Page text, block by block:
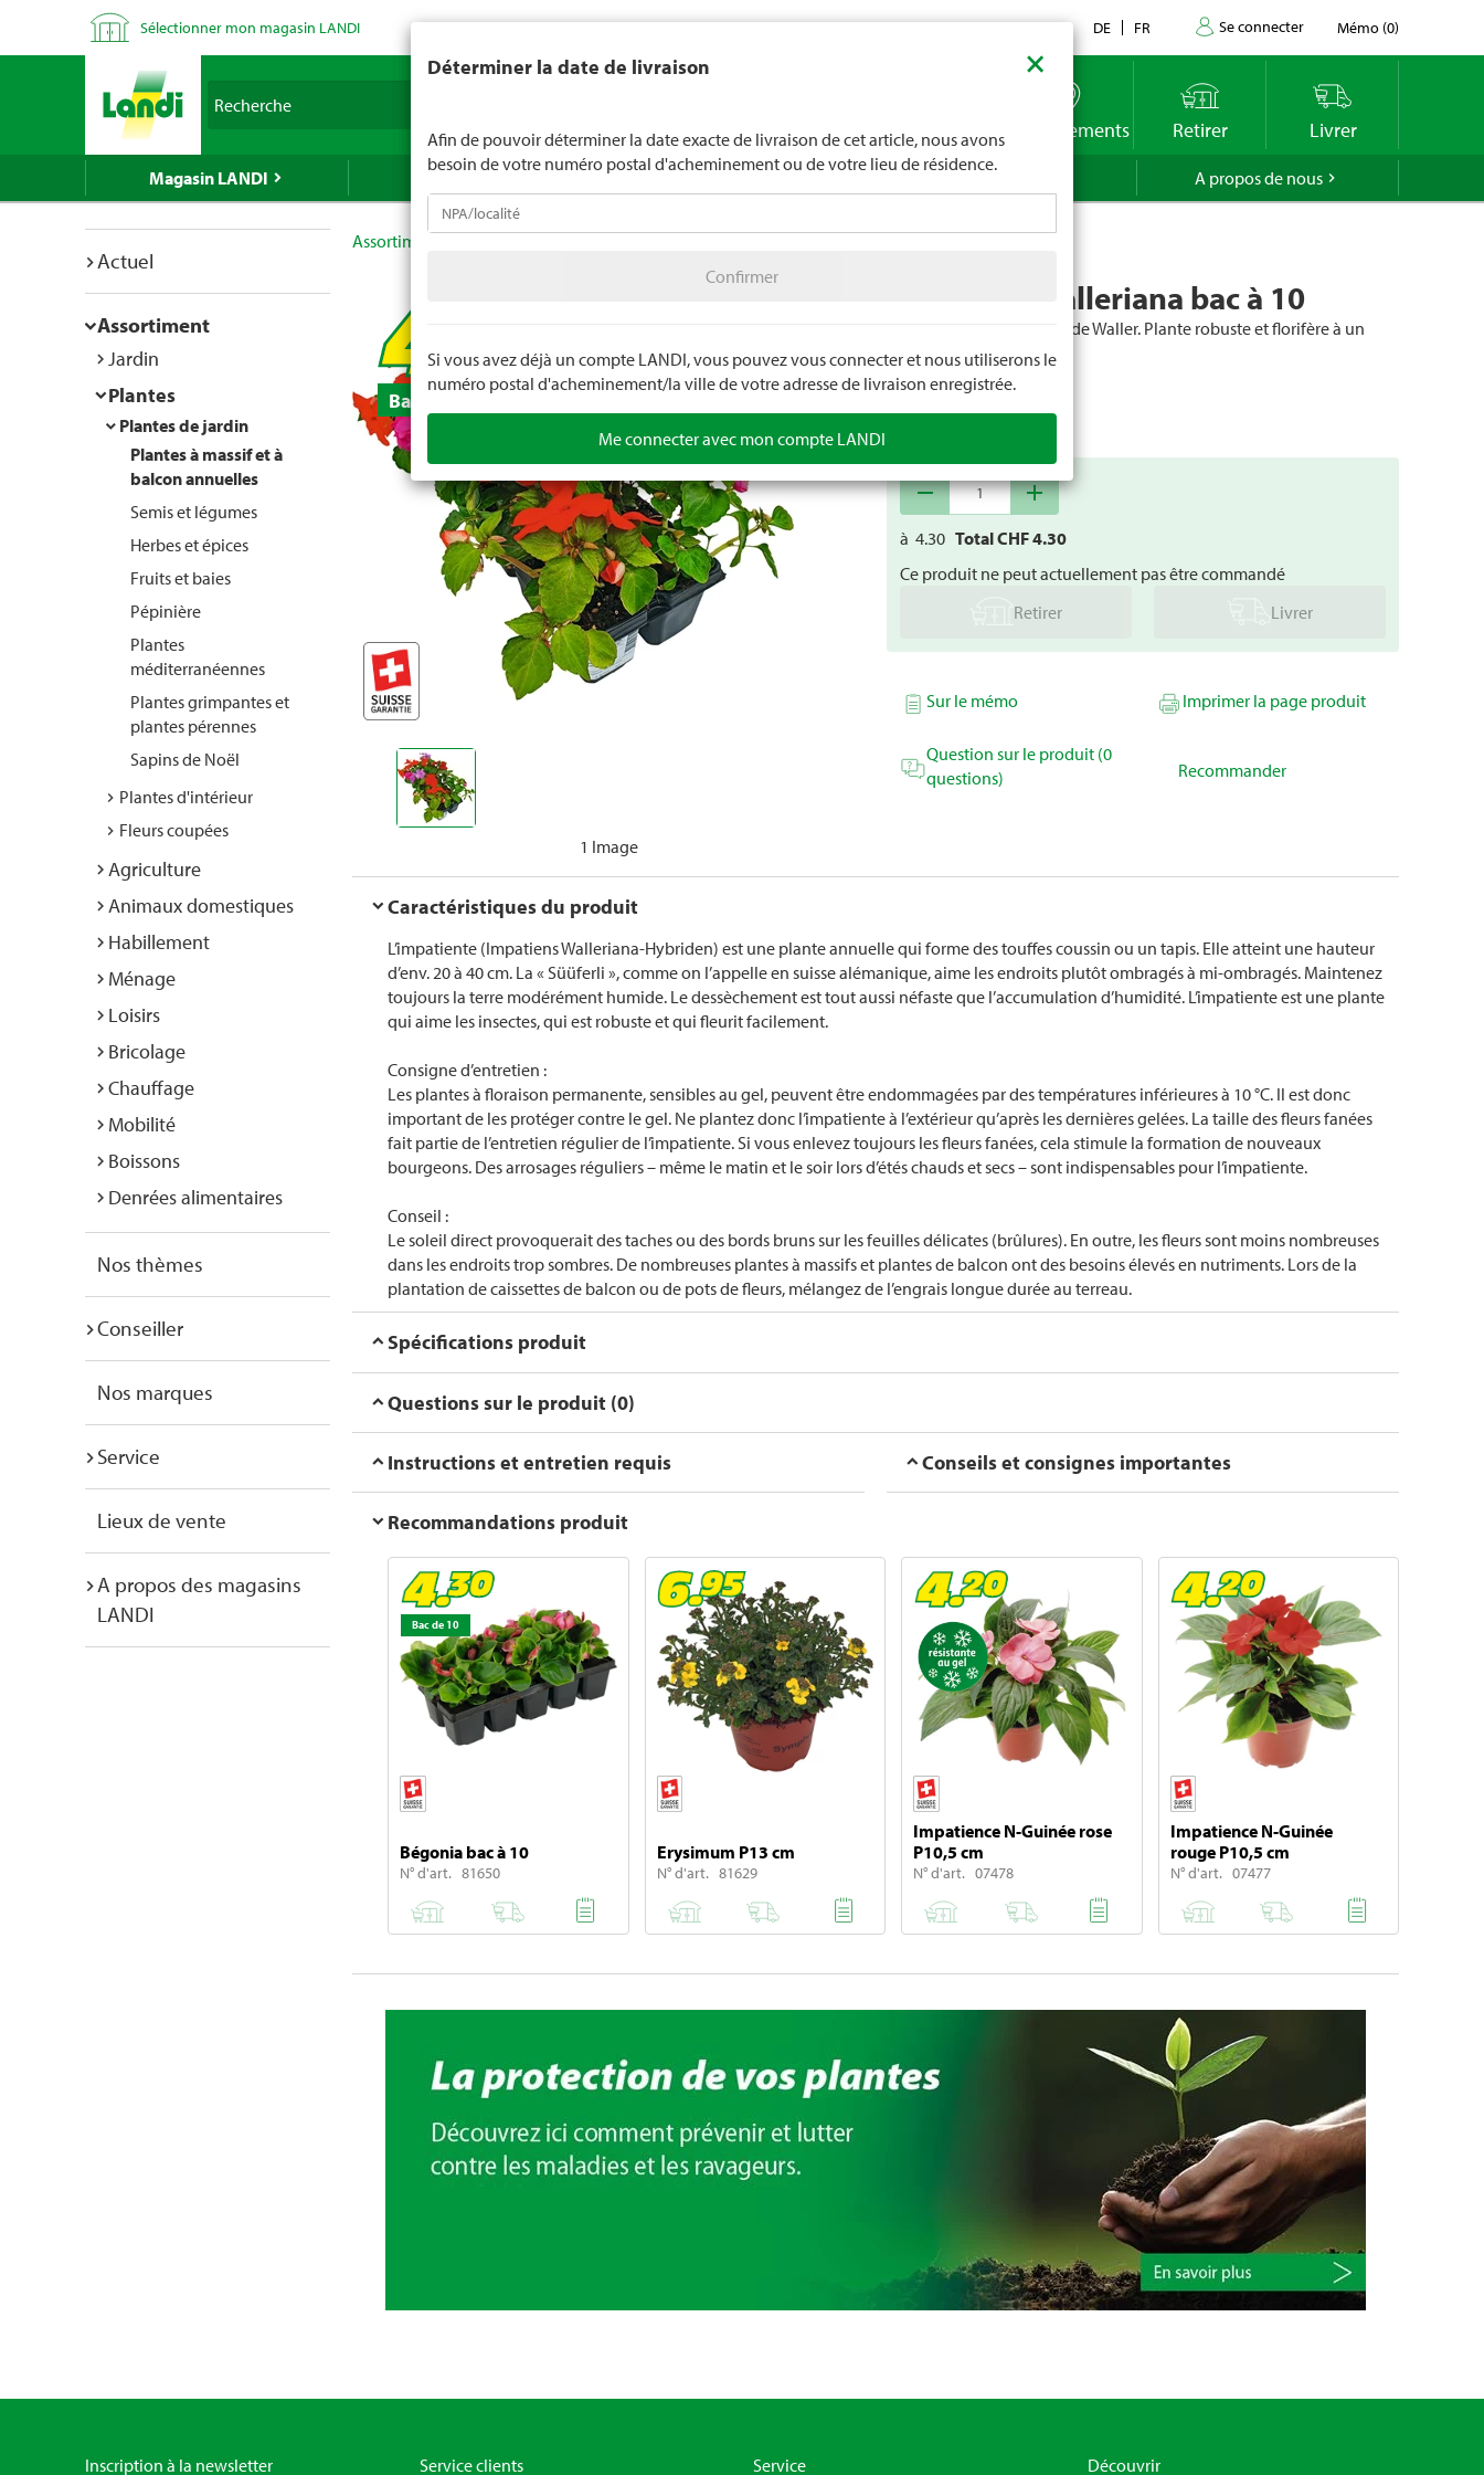
Sélectionner mon magasin LANDI Contact DE FR Se connecter Mémo (0)
LANDI Météo Emplacements Retirer Livrer
Magasin LANDI A propos de nous
Actuel
Assortiment
Jardin
Plantes
Plantes de jardin
Plantes à massif et à
balcon annuelles
Semis et légumes
Herbes et épices
Fruits et baies
Pépinière
Plantes
méditerranéennes
Plantes grimpantes et
plantes pérennes
Sapins de Noël
Plantes d'intérieur
Fleurs coupées
Agriculture
Animaux domestiques
Habillement
Ménage
Loisirs
Bricolage
Chauffage
Mobilité
Boissons
Denrées alimentaires
Nos thèmes
Conseiller
Nos marques
Service
Lieux de vente
A propos des magasins
LANDI
Assortiment
Bac de 10
1 Image
Impatiens walleriana bac à 10
Appelée aussi Balsamine de Waller. Plante robuste et florifère à un
endroit mi-ombragé.
Numéro d'article81654
remove add
à 4.30 Total CHF4.30
Ce produit ne peut actuellement pas être commandé
Retirer
Livrer
Sur le mémo Imprimer la page produit
Question sur le produit (0
questions)
Recommander
Caractéristiques du produit
L’impatiente (Impatiens Walleriana-Hybriden) est une plante annuelle qui forme des touffes coussin ou un tapis. Elle atteint une hauteur
d’env. 20 à 40 cm. La « Süüferli », comme on l’appelle en suisse alémanique, aime les endroits plutôt ombragés à mi-ombragés. Maintenez
toujours la terre modérément humide. Le dessèchement est tout aussi néfaste que l’accumulation d’humidité. L’impatiente est une plante
qui aime les insectes, qui est robuste et qui fleurit facilement.
Consigne d’entretien :
Les plantes à floraison permanente, sensibles au gel, peuvent être endommagées par des températures inférieures à 10 °C. Il est donc
important de les protéger contre le gel. Ne plantez donc l’impatiente à l’extérieur qu’après les dernières gelées. La taille des fleurs fanées
fait partie de l’entretien régulier de l’impatiente. Si vous enlevez toujours les fleurs fanées, cela stimule la formation de nouveaux
bourgeons. Des arrosages réguliers – même le matin et le soir lors d’étés chauds et secs – sont indispensables pour l’impatiente.
Conseil :
Le soleil direct provoquerait des taches ou des bords bruns sur les feuilles délicates (brûlures). En outre, les fleurs sont moins nombreuses
dans les endroits trop sombres. De nombreuses plantes à massifs et plantes de balcon ont des besoins élevés en nutriments. Lors de la
plantation de caissettes de balcon ou de pots de fleurs, mélangez de l’engrais longue durée au terreau.
Spécifications produit
Questions sur le produit (0)
Instructions et entretien requis Conseils et consignes importantes
Recommandations produit
Bac de 10
Bégonia bac à 10
N° d'art. 81650
Erysimum P13 cm
N° d'art. 81629
Impatience N-Guinée rose
P10,5 cm
N° d'art. 07478
Impatience N-Guinée
rouge P10,5 cm
N° d'art. 07477
Inscription à la newsletter Service clients Service Découvrir
Déterminer la date de livraison ×
Afin de pouvoir déterminer la date exacte de livraison de cet article, nous avons
besoin de votre numéro postal d'acheminement ou de votre lieu de résidence.
Confirmer
Si vous avez déjà un compte LANDI, vous pouvez vous connecter et nous utiliserons le
numéro postal d'acheminement/la ville de votre adresse de livraison enregistrée.
Me connecter avec mon compte LANDI
LANDI ne vend généralement pas d'alcool aux jeunes de moins de 16 ans. La limite